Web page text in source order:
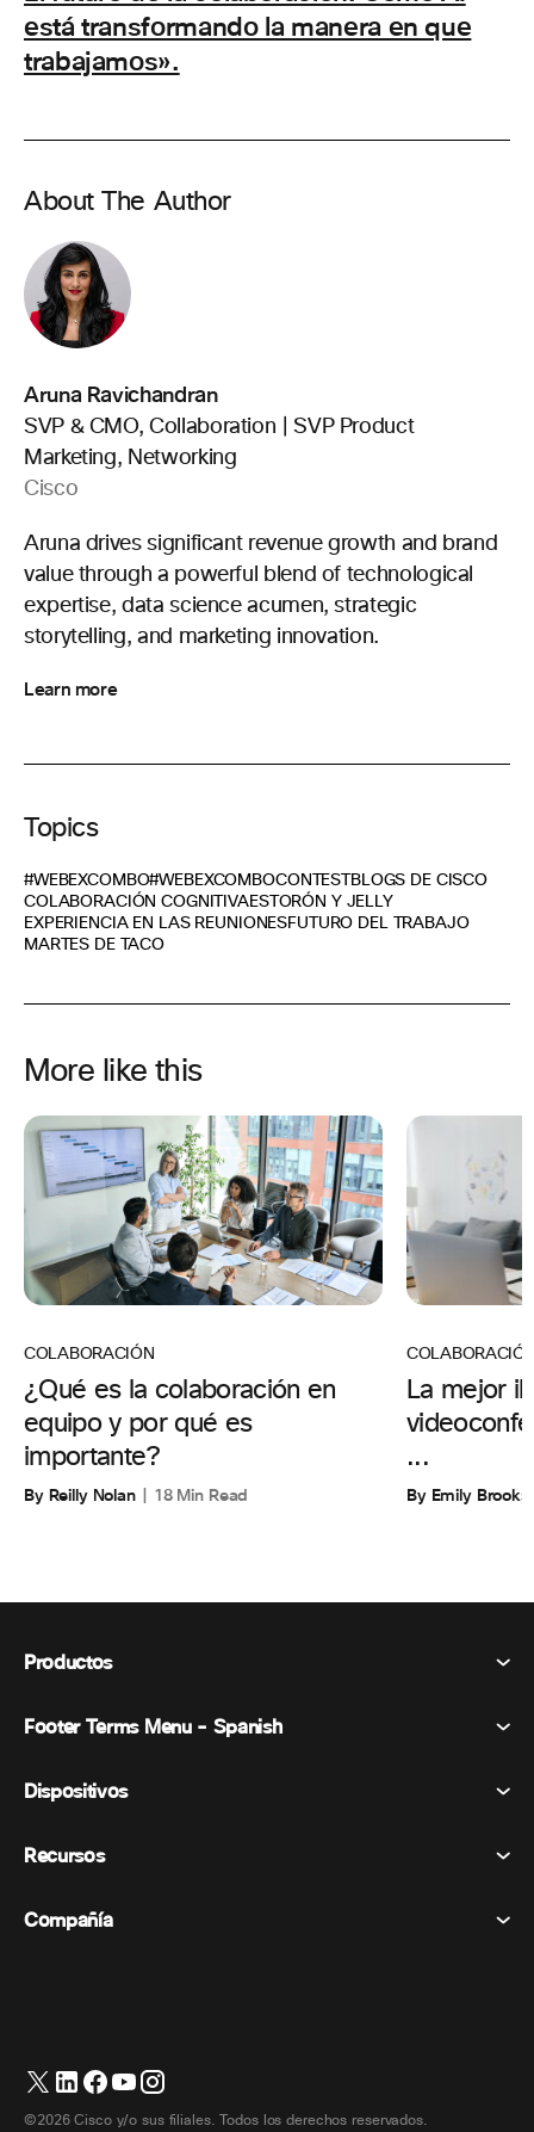
está transformando la manera en que
trabajamos».
About The Author
Aruna Ravichandran
SVP & CMO, Collaboration | SVP Product
Marketing, Networking
Cisco
Aruna drives significant revenue growth and brand
value through a powerful blend of technological
expertise, data science acumen, strategic
storytelling, and marketing innovation.
Learn more
Topics
#WEBEXCOMBO#WEBEXCOMBOCONTESTBLOGS DE CISCO
COLABORACIÓN COGNITIVAESTORÓN Y JELLY
EXPERIENCIA EN LAS REUNIONESFUTURO DEL TRABAJO
MARTES DE TACO
More like this
COLABORACIÓN
¿Qué es la colaboración en
equipo y por qué es
importante?
By Reilly Nolan 18 Min Read
La mejor
...
By Emily Brooks
Productos
Webex Suite
Mensajería
Eventos
Pizarra blanca
Footer Terms Menu - Spanish
Términos y condiciones
Marcas comerciales
Français (Francés)
Dispositivos
Dispositivos de la habitación
Auriculares
Recursos
Precios
Compañía
Contactar con el servicio de asistencia
Contactar con Ventas
©2026 Cisco y/o sus filiales. Todos los derechos reservados.